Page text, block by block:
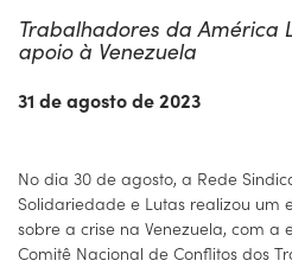
Trabalhadores da América
apoio à Venezuela
31 de agosto de 2023
No dia 30 de agosto, a Rede
Solidariedade e Lutas realizou um
sobre a crise na Venezuela, com a
Comitê Nacional de Conflitos dos